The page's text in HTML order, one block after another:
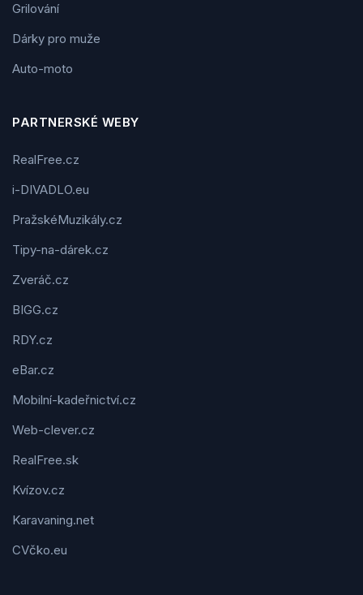
Grilování
Dárky pro muže
Auto-moto
PARTNERSKÉ WEBY
RealFree.cz
i-DIVADLO.eu
PražskéMuzikály.cz
Tipy-na-dárek.cz
Zveráč.cz
BIGG.cz
RDY.cz
eBar.cz
Mobilní-kadeřnictví.cz
Web-clever.cz
RealFree.sk
Kvízov.cz
Karavaning.net
CVčko.eu